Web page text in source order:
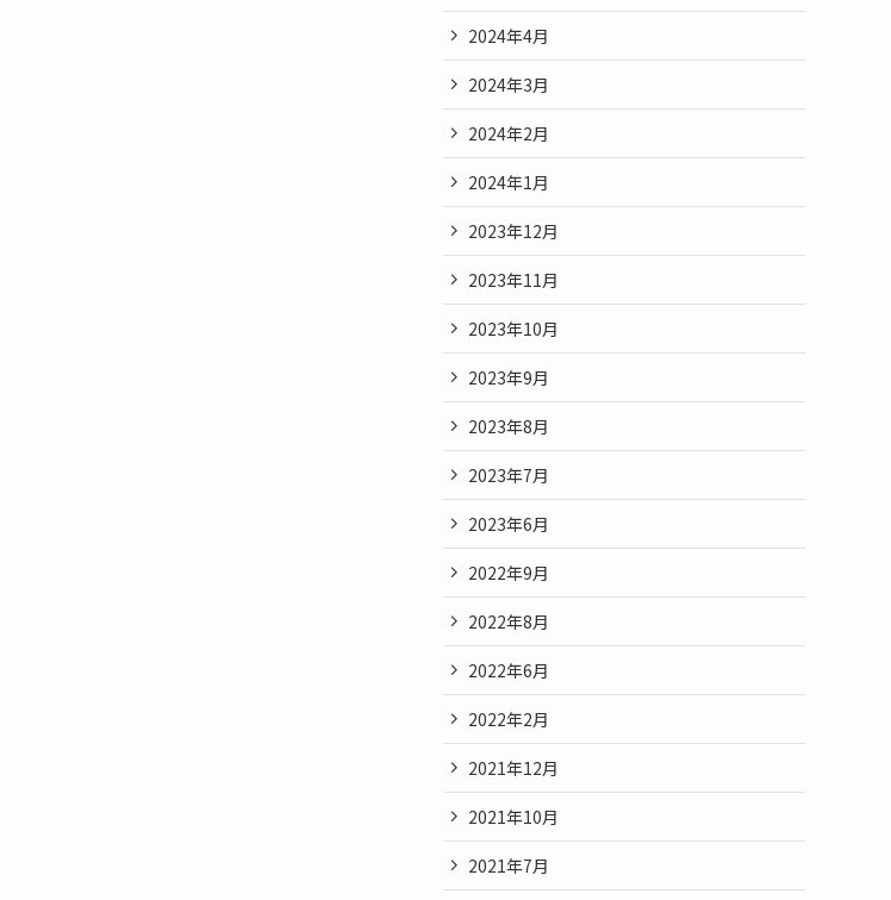
2024年4月
2024年3月
2024年2月
2024年1月
2023年12月
2023年11月
2023年10月
2023年9月
2023年8月
2023年7月
2023年6月
2022年9月
2022年8月
2022年6月
2022年2月
2021年12月
2021年10月
2021年7月